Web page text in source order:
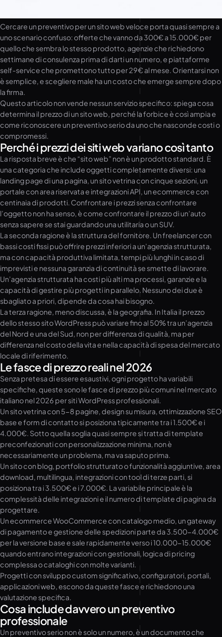
Cercare un preventivo per un sito web veloce porta quasi sempre a
uno scenario confuso: offerte che vanno da 300€ a 15.000€ per
quello che sembra lo stesso prodotto, agenzie che richiedono
settimane di consulenza prima di darti un numero, e piattaforme
self-service che promettono tutto per 29€ al mese. Orientarsi non
è semplice, e scegliere male ha un costo che emerge sempre dopo
la firma.
Questo articolo non vende nessun servizio specifico: spiega cosa
determina il prezzo di un sito web, perché la forbice è così ampia e
come riconoscere un preventivo serio da uno che nasconde costi o
compromessi.
Perché i prezzi dei siti web variano così tanto
La risposta breve è che “sito web” non è un prodotto standard. È
una categoria che include oggetti completamente diversi: una
landing page di una pagina, un sito vetrina con cinque sezioni, un
portale con area riservata e integrazioni API, un ecommerce con
centinaia di prodotti. Confrontare i prezzi senza confrontare
l’oggetto non ha senso, è come confrontare il prezzo di un’auto
senza sapere se stai guardando una utilitaria o un SUV.
La seconda ragione è la struttura del fornitore. Un freelancer con
bassi costi fissi può offrire prezzi inferiori a un’agenzia strutturata,
ma con capacità produttiva limitata, tempi più lunghi in caso di
imprevisti e nessuna garanzia di continuità se smette di lavorare.
Un’agenzia strutturata ha costi più alti ma processi, garanzie e la
capacità di gestire più progetti in parallelo. Nessuno dei due è
sbagliato a priori, dipende da cosa hai bisogno.
La terza ragione, meno discussa, è la geografia. In Italia il prezzo
dello stesso sito WordPress può variare fino al 50% tra un’agenzia
del Nord e una del Sud, non per differenza di qualità, ma per
differenza nel costo della vita e nella capacità di spesa del mercato
locale di riferimento.
Le fasce di prezzo reali nel 2026
Senza pretesa di essere esaustivi, ogni progetto ha variabili
specifiche, queste sono le fasce di prezzo più comuni nel mercato
italiano nel 2026 per siti WordPress professionali.
Un sito vetrina con 5-8 pagine, design su misura, ottimizzazione SEO
base e form di contatto si posiziona tipicamente tra i 1.500€ e i
4.000€. Sotto quella soglia quasi sempre si tratta di template
preconfezionati con personalizzazione minima, non è
necessariamente un problema, ma va saputo prima.
Un sito con blog, portfolio strutturato o funzionalità aggiuntive, area
download, multilingua, integrazioni con tool di terze parti, si
posiziona tra i 3.500€ e i 7.000€. La variabile principale è la
complessità delle integrazioni e il numero di template di pagina da
progettare.
Un ecommerce WooCommerce con catalogo medio, un gateway
di pagamento e gestione delle spedizioni parte da 3.500-4.000€
per la versione base e sale rapidamente verso i 10.000-15.000€
quando entrano integrazioni con gestionali, logica di pricing
complessa o cataloghi con molte varianti.
Progetti con sviluppo custom significativo, configuratori, portali,
applicazioni web, escono da queste fasce e richiedono una
valutazione specifica.
Cosa include davvero un preventivo
professionale
Un preventivo serio non è solo un numero, è un documento che